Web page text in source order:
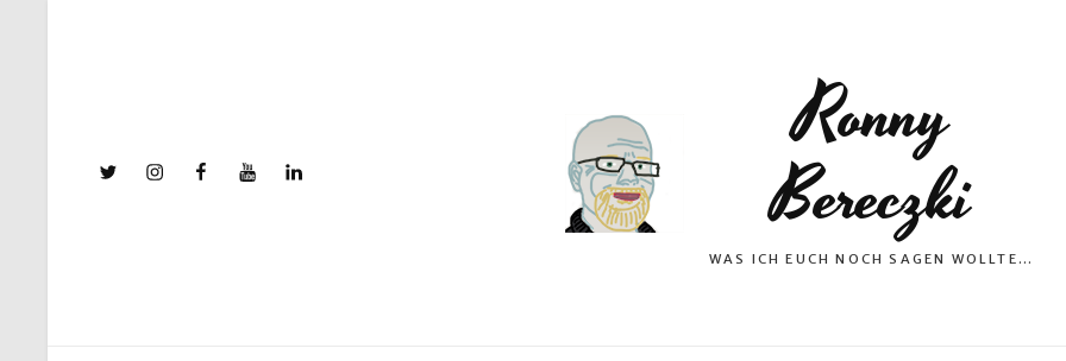
X InstagramFacebookYouTubeLinkedin
Ronny
Bereczki
WAS ICH EUCH NOCH SAGEN WOLLTE…